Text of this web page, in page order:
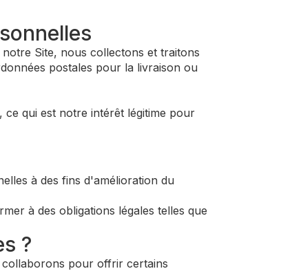
Site, nous collectons et traitons
postales pour la livraison ou
qui est notre intérêt légitime pour
à des fins d'amélioration du
à des obligations légales telles que
?
collaborons pour offrir certains